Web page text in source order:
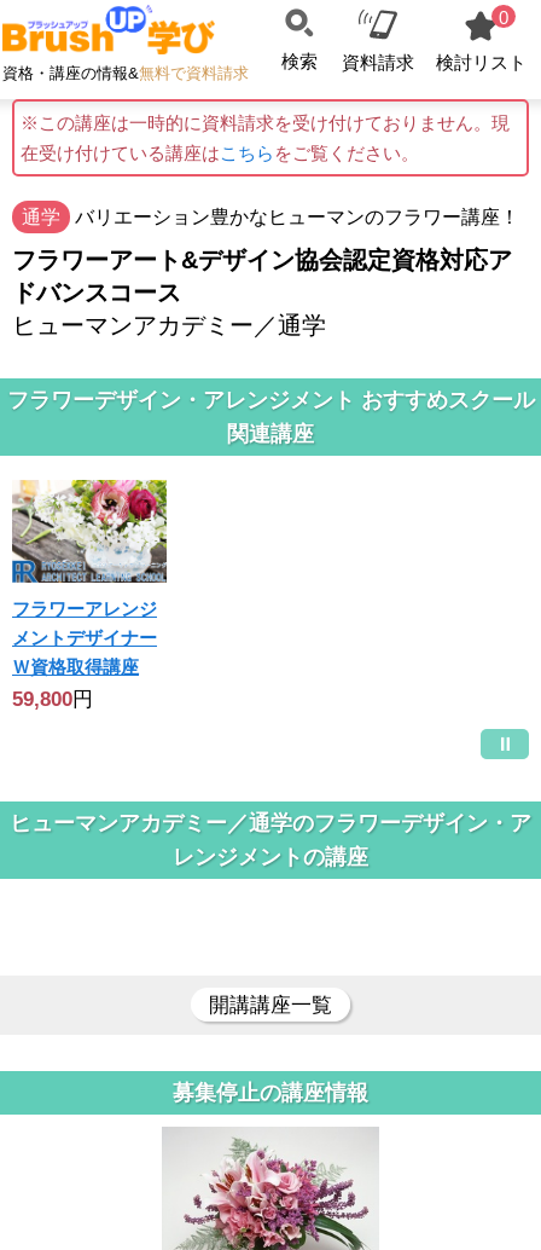
資格・講座の情報&無料で資料請求
検索 資料請求
0
検討リスト
※この講座は一時的に資料請求を受け付けておりません。現
在受け付けている講座はこちら をご覧ください。
通学 バリエーション豊かなヒューマンのフラワー講座！
フラワーアート&デザイン協会認定資格対応ア
ドバンスコース
ヒューマンアカデミー／通学
フラワーデザイン・アレンジメント おすすめスクール
関連講座
フラワーアレンジ
メントデザイナー
Ｗ資格取得講座
59,800円
ヒューマンアカデミー／通学のフラワーデザイン・ア
レンジメントの講座
開講講座一覧
募集停止の講座情報